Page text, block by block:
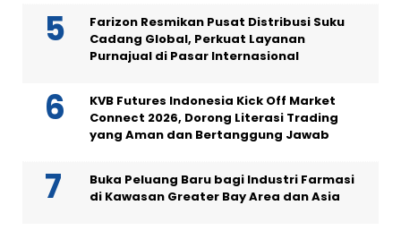
Farizon Resmikan Pusat Distribusi Suku
Cadang Global, Perkuat Layanan
Purnajual di Pasar Internasional
KVB Futures Indonesia Kick Off Market
Connect 2026, Dorong Literasi Trading
yang Aman dan Bertanggung Jawab
Buka Peluang Baru bagi Industri Farmasi
di Kawasan Greater Bay Area dan Asia